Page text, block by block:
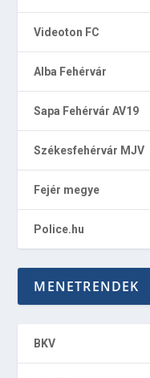
Videoton FC
Alba Fehérvár
Sapa Fehérvár AV19
Székesfehérvár MJV
Fejér megye
Police.hu
MENETRENDEK
BKV